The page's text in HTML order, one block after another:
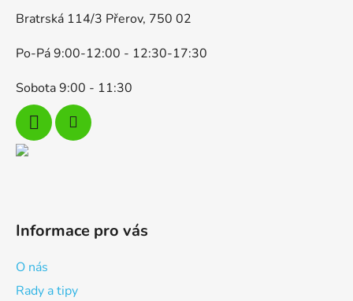
Bratrská 114/3 Přerov, 750 02
Po-Pá 9:00-12:00 - 12:30-17:30
Sobota 9:00 - 11:30
Informace pro vás
O nás
Rady a tipy